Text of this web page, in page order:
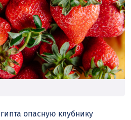
опасную клубнику